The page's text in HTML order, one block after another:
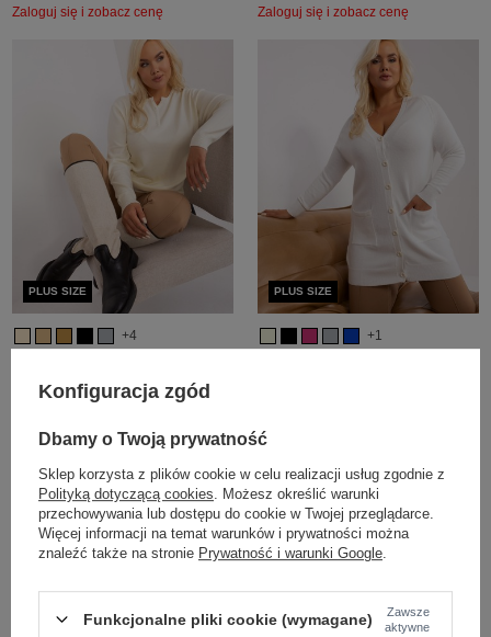
Zaloguj się i zobacz cenę Zaloguj się i zobacz cenę
PLUS SIZE
+4
size z guzikami
PLUS SIZE
+1
Konfiguracja zgód
Dbamy o Twoją prywatność
Sklep korzysta z plików cookie w celu realizacji usług zgodnie z
Polityką dotyczącą cookies . Możesz określić warunki
przechowywania lub dostępu do cookie w Twojej przeglądarce.
Więcej informacji na temat warunków i prywatności można
znaleźć także na stronie Prywatność i warunki Google
Funkcjonalne pliki cookie (wymagane)
Zawsze
aktywne